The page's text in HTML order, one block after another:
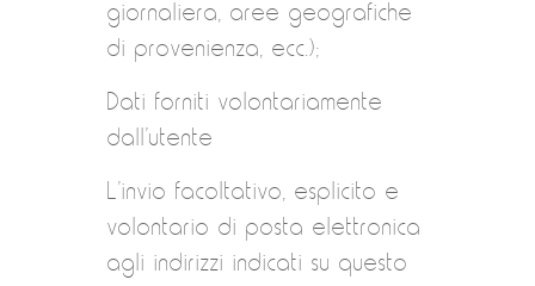
giornaliera, aree geografiche
di provenienza, ecc.);
Dati forniti volontariamente
dall’utente
L’invio facoltativo, esplicito e
volontario di posta elettronica
agli indirizzi indicati su questo